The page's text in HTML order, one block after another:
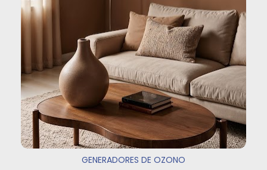
GENERADORES DE OZONO